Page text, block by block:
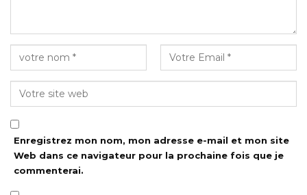
Enregistrez mon nom, mon adresse e-mail et mon site
Web dans ce navigateur pour la prochaine fois que je
commenterai.